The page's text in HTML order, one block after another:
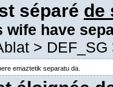
séparé de
wife have
> DEF_SG
emaztetik separatu da.